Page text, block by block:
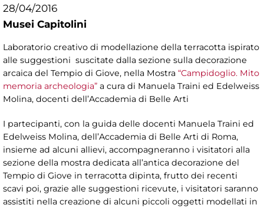
28/04/2016
Musei Capitolini
Laboratorio creativo di modellazione della terracotta ispirato
alle suggestioni suscitate dalla sezione sulla decorazione
arcaica del Tempio di Giove, nella Mostra “Campidoglio. Mito
memoria archeologia” a cura di Manuela Traini ed Edelweiss
Molina, docenti dell’Accademia di Belle Arti
I partecipanti, con la guida delle docenti Manuela Traini ed
Edelweiss Molina, dell’Accademia di Belle Arti di Roma,
insieme ad alcuni allievi, accompagneranno i visitatori alla
sezione della mostra dedicata all’antica decorazione del
Tempio di Giove in terracotta dipinta, frutto dei recenti
scavi poi, grazie alle suggestioni ricevute, i visitatori saranno
assistiti nella creazione di alcuni piccoli oggetti modellati in